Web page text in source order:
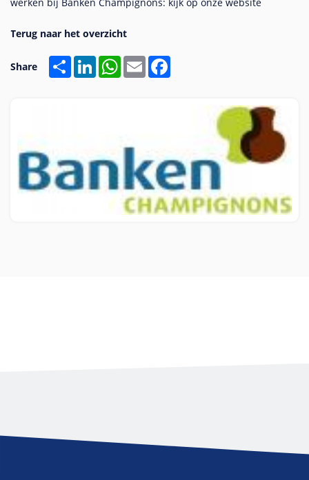
Share Share LinkedInWhatsApp
Email